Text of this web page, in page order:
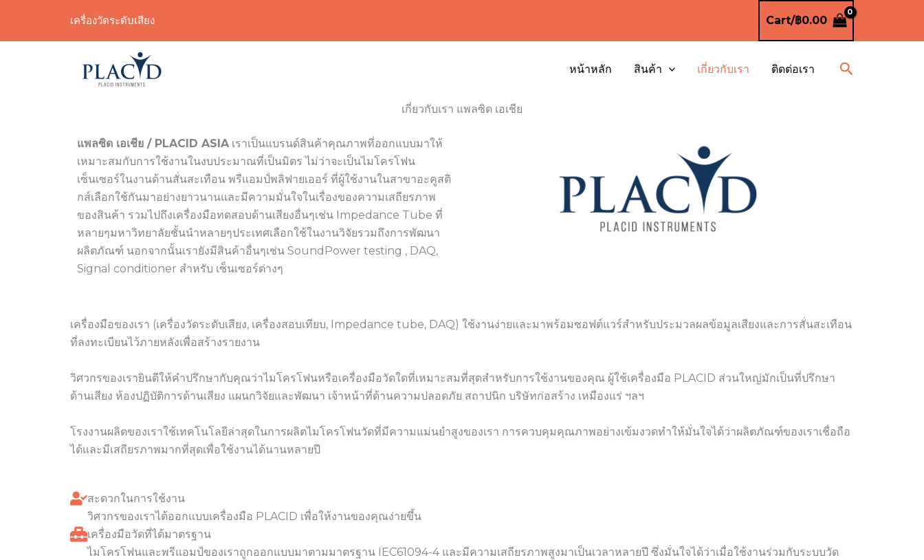
content
เครื่องวัดระดับเสียง Cart/฿0.00
หน้าหลัก สินค้า เกี่ยวกับเรา ติดต่อเรา Search
เกี่ยวกับเรา แพลซิด เอเชีย
แพลซิด เอเชีย / PLACID ASIA เราเป็นแบรนด์สินค้าคุณภาพที่ออกแบบมาให้
เหมาะสมกับการใช้งานในงบประมาณที่เป็นมิตร ไม่ว่าจะเป็นไมโครโฟน
เซ็นเซอร์ในงานด้านสั่นสะเทือน พรีแอมป์พลิฟายเออร์ ที่ผู้ใช้งานในสาขาอะคูสติ
กส์เลือกใช้กันมาอย่างยาวนานและมีความมั่นใจในเรื่องของความเสถียรภาพ
ของสินค้า รวมไปถึงเครื่องมือทดสอบด้านเสียงอื่นๆเช่น Impedance Tube ที่
หลายๆมหาวิทยาลัยชั้นนำหลายๆประเทศเลือกใช้ในงานวิจัยรวมถึงการพัฒนา
ผลิตภัณฑ์ นอกจากนั้นเรายังมีสินค้าอื่นๆเช่น SoundPower testing , DAQ,
Signal conditioner สำหรับ เซ็นเซอร์ต่างๆ
เครื่องมือของเรา (เครื่องวัดระดับเสียง, เครื่องสอบเทียบ, Impedance tube, DAQ) ใช้งานง่ายและมาพร้อมซอฟต์แวร์สำหรับประมวลผลข้อมูลเสียงและการสั่นสะเทือน
ที่ลงทะเบียนไว้ภายหลังเพื่อสร้างรายงาน
วิศวกรของเรายินดีให้คำปรึกษากับคุณว่าไมโครโฟนหรือเครื่องมือวัดใดที่เหมาะสมที่สุดสำหรับการใช้งานของคุณ ผู้ใช้เครื่องมือ PLACID ส่วนใหญ่มักเป็นที่ปรึกษา
ด้านเสียง ห้องปฏิบัติการด้านเสียง แผนกวิจัยและพัฒนา เจ้าหน้าที่ด้านความปลอดภัย สถาปนิก บริษัทก่อสร้าง เหมืองแร่ ฯลฯ
โรงงานผลิตของเราใช้เทคโนโลยีล่าสุดในการผลิตไมโครโฟนวัดที่มีความแม่นยำสูงของเรา การควบคุมคุณภาพอย่างเข้มงวดทำให้มั่นใจได้ว่าผลิตภัณฑ์ของเราเชื่อถือ
ได้และมีเสถียรภาพมากที่สุดเพื่อใช้งานได้นานหลายปี
สะดวกในการใช้งาน
วิศวกรของเราได้ออกแบบเครื่องมือ PLACID เพื่อให้งานของคุณง่ายขึ้น
เครื่องมือวัดที่ได้มาตรฐาน
ไมโครโฟนและพรีแอมป์ของเราถูกออกแบบมาตามมาตรฐาน IEC61094-4 และมีความเสถียรภาพสูงมาเป็นเวลาหลายปี ซึ่งมั่นใจได้ว่าเมื่อใช้งานร่วมกับระบบวัด